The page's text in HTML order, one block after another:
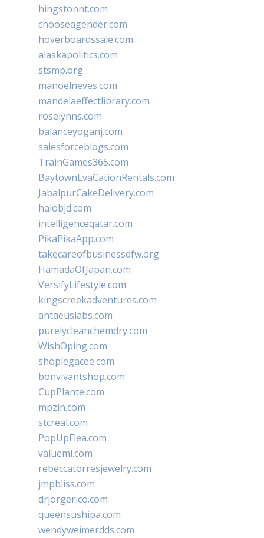
hingstonnt.com
chooseagender.com
hoverboardssale.com
alaskapolitics.com
stsmp.org
manoelneves.com
mandelaeffectlibrary.com
roselynns.com
balanceyoganj.com
salesforceblogs.com
TrainGames365.com
BaytownEvaCationRentals.com
JabalpurCakeDelivery.com
halobjd.com
intelligenceqatar.com
PikaPikaApp.com
takecareofbusinessdfw.org
HamadaOfJapan.com
VersifyLifestyle.com
kingscreekadventures.com
antaeuslabs.com
purelycleanchemdry.com
WishOping.com
shoplegacee.com
bonvivantshop.com
CupPlante.com
mpzin.com
stcreal.com
PopUpFlea.com
valueml.com
rebeccatorresjewelry.com
jmpbliss.com
drjorgerico.com
queensushipa.com
wendyweimerdds.com